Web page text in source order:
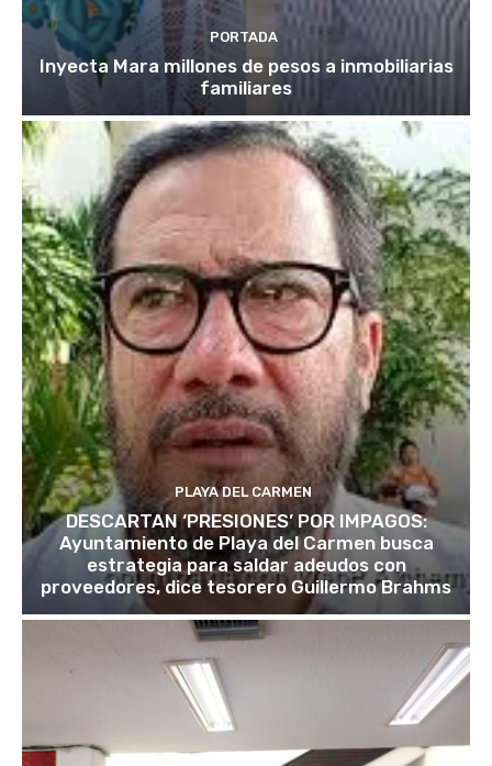
PORTADA
Inyecta Mara millones de pesos a inmobiliarias
familiares
PLAYA DEL CARMEN
DESCARTAN ‘PRESIONES’ POR IMPAGOS:
Ayuntamiento de Playa del Carmen busca
estrategia para saldar adeudos con
proveedores, dice tesorero Guillermo Brahms